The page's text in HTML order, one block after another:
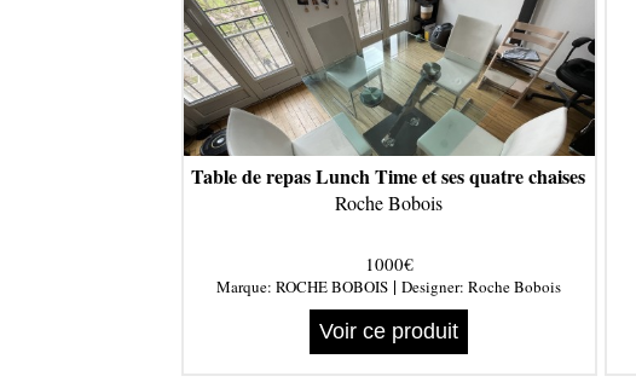
Table de repas Lunch Time et ses quatre chaises
Roche Bobois
1000€
Marque: ROCHE BOBOIS | Designer: Roche Bobois
Voir ce produit